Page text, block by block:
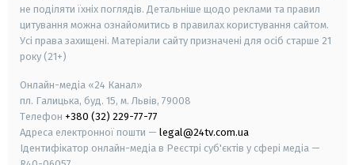
не поділяти їхніх поглядів. Детальніше щодо реклами та правил
цитування можна ознайомитись в правилах користування сайтом.
Усі права захищені. Матеріали сайту призначені для осіб старше 21
року (21+)
Онлайн-медіа «24 Канал»
пл. Галицька, буд. 15, м. Львів, 79008
Телефон +380 (32) 229-77-77
Адреса електронної пошти — legal@24tv.com.ua
Ідентифікатор онлайн-медіа в Реєстрі суб'єктів у сфері медіа —